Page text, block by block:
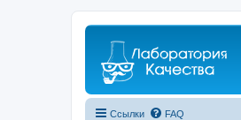
Ссылки FAQ